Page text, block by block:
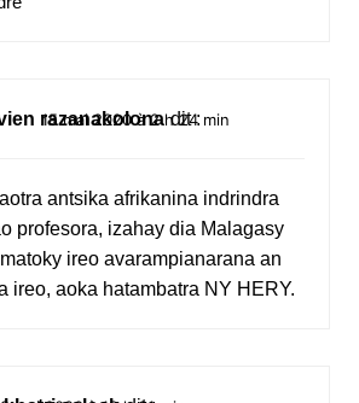
razanakolona dit :
15 mai 2020 à 2 h 24 min
antsika afrikanina indrindra
profesora, izahay dia Malagasy
ireo avarampianarana an
ireo, aoka hatambatra NY HERY.